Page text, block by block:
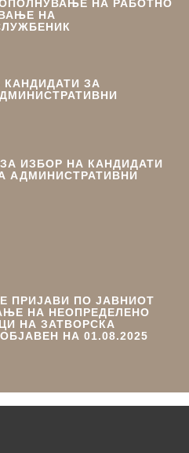
НА РАБОТНО
НА
ЗА
ИЗБОР НА КАНДИДАТИ
АДМИНИСТРАТИВНИ
ПРИЈАВИ ПО ЈАВНИОТ
НА НЕОПРЕДЕЛЕНО
НА ЗАТВОРСКА
НА 01.08.2025